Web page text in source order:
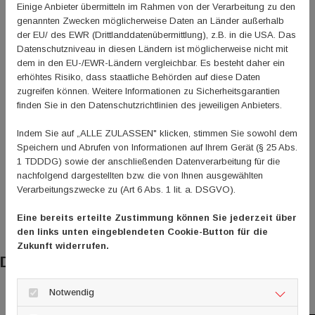
ZURÜCK
Geburtstag feiern. „Das 1948 von den drei Sportbünden
gegründete Unternehmen wird sich im Jubiläumsjahr
modern und der Zukunft zugewandt präsentieren, unter
anderem auch mit einem Tag der offenen Tür am 8. Juli
2023“, blickt Jürgen Häfner schon nach vorne.
Das könnte Sie auch interessieren
Einige Anbieter übermitteln im Rahmen von der Verarbeitung zu den
genannten Zwecken möglicherweise Daten an Länder außerhalb
der EU/ des EWR (Drittlanddatenübermittlung), z.B. in die USA. Das
Datenschutzniveau in diesen Ländern ist möglicherweise nicht mit
dem in den EU-/EWR-Ländern vergleichbar. Es besteht daher ein
erhöhtes Risiko, dass staatliche Behörden auf diese Daten
zugreifen können. Weitere Informationen zu Sicherheitsgarantien
finden Sie in den Datenschutzrichtlinien des jeweiligen Anbieters.
Indem Sie auf „ALLE ZULASSEN" klicken, stimmen Sie sowohl dem
Speichern und Abrufen von Informationen auf Ihrem Gerät (§ 25 Abs.
1 TDDDG) sowie der anschließenden Datenverarbeitung für die
nachfolgend dargestellten bzw. die von Ihnen ausgewählten
Verarbeitungszwecke zu (Art 6 Abs. 1 lit. a. DSGVO).
Eine bereits erteilte Zustimmung können Sie jederzeit über
den links unten eingeblendeten Cookie-Button für die
Zukunft widerrufen.
Notwendig